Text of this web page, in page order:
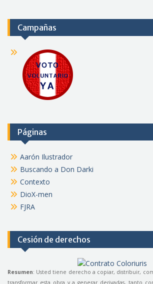
Campañas
Páginas
Aarón Ilustrador
Buscando a Don Darki
Contexto
DioX-men
FJRA
Cesión de derechos
Resumen: Usted tiene derecho a copiar, distribuir,
transformar esta obra y a generar derivadas, tanto